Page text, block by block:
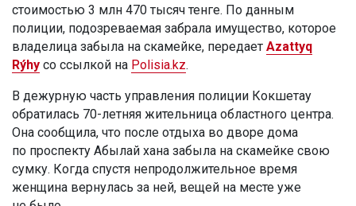
стоимостью 3 млн 470 тысяч тенге. По данным
полиции, подозреваемая забрала имущество, которое
владелица забыла на скамейке, передает Azattyq
Rýhy со ссылкой на Polisia.kz.
В дежурную часть управления полиции Кокшетау
обратилась 70-летняя жительница областного центра.
Она сообщила, что после отдыха во дворе дома
по проспекту Абылай хана забыла на скамейке свою
сумку. Когда спустя непродолжительное время
женщина вернулась за ней, вещей на месте уже